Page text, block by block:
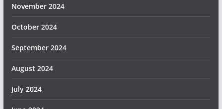
November 2024
October 2024
September 2024
August 2024
July 2024